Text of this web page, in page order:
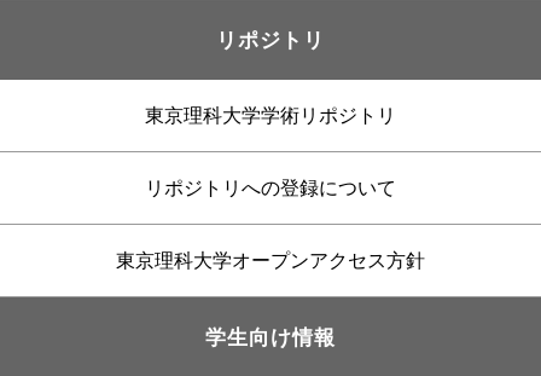
リポジトリ
東京理科大学学術リポジトリ
リポジトリへの登録について
東京理科大学オープンアクセス方針
学生向け情報